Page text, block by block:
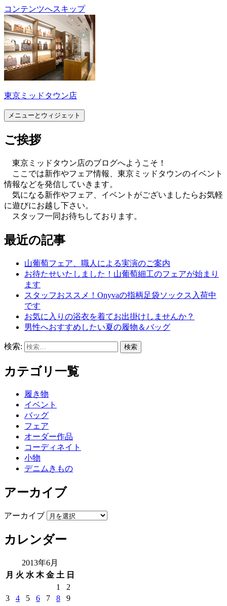
コンテンツへスキップ
東京ミッドタウン店
メニューとウィジェット
ご挨拶
東京ミッドタウン店のブログへようこそ！
ここでは新作やフェア情報、東京ミッドタウンのイベント
情報などを発信していきます。
気になる新作やフェア、イベントがございましたらお気軽
に遊びにお越し下さい。
スタッフ一同お待ちしております。
最近の記事
山葡萄フェア、職人による実演のご案内
お待たせいたしました！山葡萄細工のフェアが始まり
ます
スタッフおススメ！Onyvaの指柄足袋ソックス入荷中
です
お気に入りの浴衣を着てお出掛けしませんか？
男性へおすすめしたい夏の履物＆バッグ
検索:
カテゴリ一覧
履き物
イベント
バッグ
フェア
オーダー作品
コーディネイト
小物
デニムきもの
アーカイブ
アーカイブ
カレンダー
2013年6月
月 火 水 木 金 土 日
1
2
3
4 5 6 7 8
9